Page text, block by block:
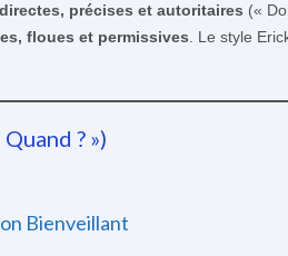
directes, précises et autoritaires («
floues et permissives. Le style
? »)
Bienveillant